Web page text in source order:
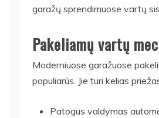
garažų sprendimuose vartų
Pakeliamų vartų
Moderniuose garažuose
populiarūs. Jie turi kelias
Patogus valdymas